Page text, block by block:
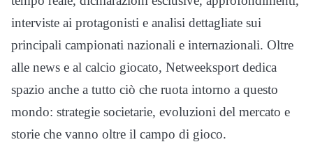
interviste ai protagonisti e analisi dettagliate sui
principali campionati nazionali e internazionali. Oltre
alle news e al calcio giocato, Netweeksport dedica
spazio anche a tutto ciò che ruota intorno a questo
mondo: strategie societarie, evoluzioni del mercato e
storie che vanno oltre il campo di gioco.